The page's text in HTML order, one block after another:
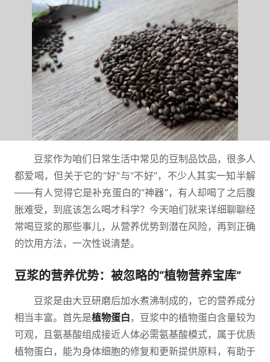
豆浆作为咱们日常生活中常见的豆制品饮品，很多人
都爱喝，但关于它的“好”与“不好”，不少人其实一知半解
——有人觉得它是补充蛋白的“神器”，有人却喝了之后腹
胀难受，到底该怎么喝才科学？今天咱们就来详细聊聊经
常喝豆浆的那些事儿，从营养优势到潜在风险，再到正确
的饮用方法，一次性说清楚。
豆浆的营养优势：被忽略的“植物营养宝库”
豆浆是由大豆研磨后加水煮沸制成的，它的营养成分
相当丰富。首先是植物蛋白 ，豆浆中的植物蛋白含量较为
可观，且氨基酸组成接近人体必需氨基酸模式，属于优质
植物蛋白，能为身体细胞的修复和更新提供原料，有助于